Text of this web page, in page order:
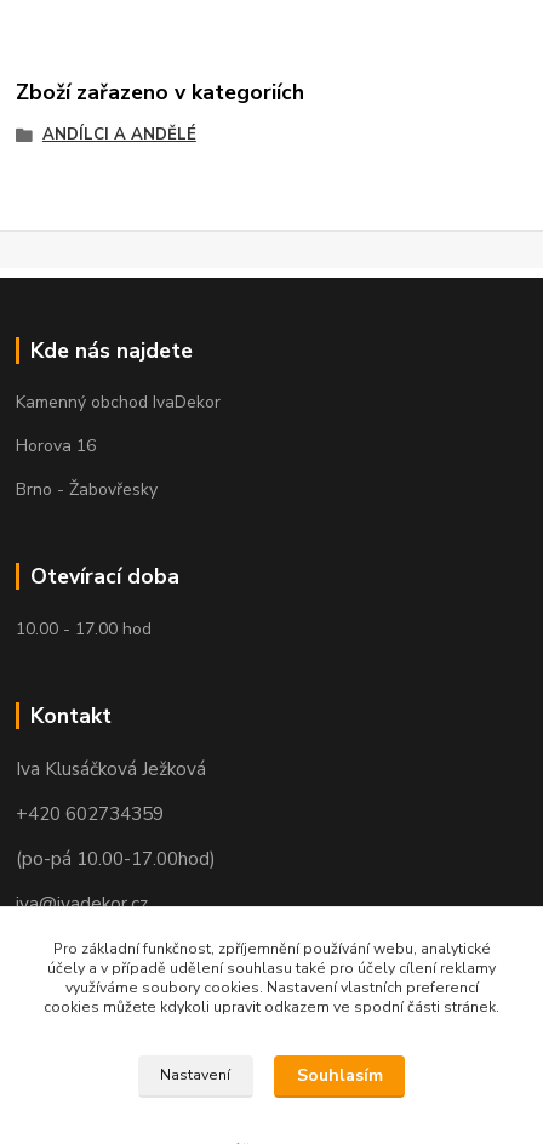
Zboží zařazeno v kategoriích
ANDÍLCI A ANDĚLÉ
Kde nás najdete
Kamenný obchod IvaDekor
Horova 16
Brno - Žabovřesky
Otevírací doba
10.00 - 17.00 hod
Kontakt
Iva Klusáčková Ježková
+420 602734359
(po-pá 10.00-17.00hod)
iva@ivadekor.cz
Pro základní funkčnost, zpříjemnění používání webu, analytické
účely a v případě udělení souhlasu také pro účely cílení reklamy
využíváme soubory cookies. Nastavení vlastních preferencí
cookies můžete kdykoli upravit odkazem ve spodní části stránek.
Nastavení Souhlasím